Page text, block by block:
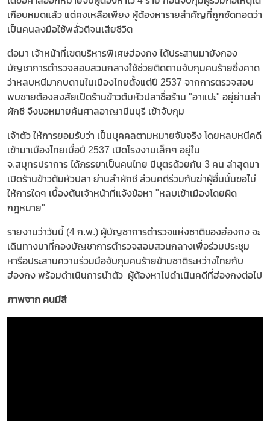
เกือบหมดแล้ว แต่คงเหลือเพียง ผู้ต้องหารายสำคัญที่ถูกซัดทอดว่า
เป็นคนลงมือใช้พลั่วตีจนเสียชีวิต
ต่อมา เจ้าหน้าที่เขตบริหารพิเศษฮ่องกง ได้ประสานมายังกอง
บัญชาการตำรวจสอบสวนกลางใช้ช่วยติดตามจับกุมคนร้ายซึ่งคาด
ว่าหลบหนีมากบดานในเมืองไทยตั้งแต่ปี 2537 จากการตรวจสอบ
พบชายต้องสงสัยเปิดร้านข้าวต้มหัวปลาชื่อร้าน "อาแปะ" อยู่ย่านลำ
ผักชี จึงขอหมายค้นศาลอาญามีนบุรี เข้าจับกุม
เจ้าตัว ให้การยอมรับว่า เป็นบุคคลตามหมายจับจริง โดยหลบหนีคดี
เข้ามาเมืองไทยเมื่อปี 2537 เปิดโรงงานเล็กๆ อยู่ใน
จ.สมุทรปราการ ได้ภรรยาเป็นคนไทย มีบุตรด้วยกัน 3 คน ล่าสุดมา
เปิดร้านข้าวต้มหัวปลา ย่านลำผักชี ส่วนคดีร่วมกันฆ่าผู้อื่นนั้นขอไม่
ให้การใดๆ เบื้องต้นเจ้าหน้าที่แจ้งข้อหา "หลบเข้าเมืองโดยผิด
กฎหมาย"
รายงานว่าวันนี้ (4 ก.พ.) ผู้บัญชาการตำรวจแห่งชาติของฮ่องกง จะ
เดินทางมาที่กองบัญชาการตำรวจสอบสวนกลางเพื่อร่วมประชุม
หารือประสานความร่วมมือจับกุมคนร้ายข้ามชาติระหว่างไทยกับ
ฮ่องกง พร้อมดำเนินการนำตัว ผู้ต้องหาไปดำเนินคดีที่ฮ่องกงต่อไป
ภาพจาก คนมีสี